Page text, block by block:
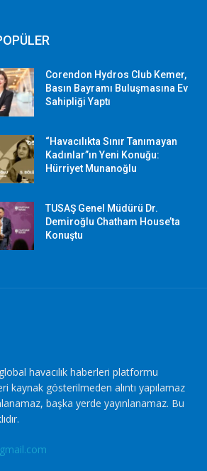
Corendon Hydros Club Kemer,
Basın Bayramı Buluşmasına Ev
Sahipliği Yaptı
“Havacılıkta Sınır Tanımayan
Kadınlar”ın Yeni Konuğu:
Hürriyet Munanoğlu
TUSAŞ Genel Müdürü Dr.
Demiroğlu Chatham House’ta
Konuştu
havacılık haberleri platformu
kaynak gösterilmeden alıntı yapılamaz
başka yerde yayınlanamaz. Bu